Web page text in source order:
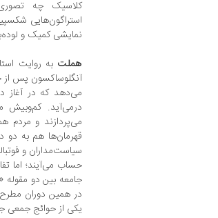
کلاسیک چه تصوری
استراگون‌هایی
نمایشی کمیک و
هملت به روایت
آنگلوساکسون پس از
می‌دهد که در آغاز
درمی‌آید. کم‌وبیش
می‌پردازند و مردم
قهرمان‌ها هم به دو
سیاست‌مداران و
حساب می‌آیند؛ اما
جامعه بین دو مقوله
در همین دوران
یکی از حوائج جمعی